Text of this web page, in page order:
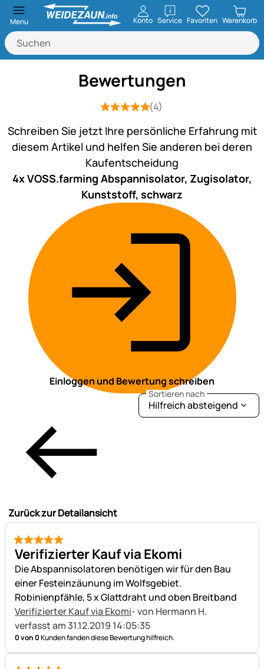
Menu Konto ServiceöffnenFavoriten Warenkorb
Bewertungen
Bewertung: 5 von 5 (4 Bewertungen)
4 Bewertungen
(4)
Schreiben Sie jetzt Ihre persönliche Erfahrung mit
diesem Artikel und helfen Sie anderen bei deren
Kaufentscheidung
4x VOSS.farming Abspannisolator, Zugisolator,
Kunststoff, schwarz
Einloggen und Bewertung schreiben
Zurück zur Detailansicht
Sortieren nach
Hilfreich absteigend
5 von 5
Verifizierter Kauf via Ekomi
Die Abspannisolatoren benötigen wir für den Bau
einer Festeinzäunung im Wolfsgebiet.
Robinienpfähle, 5 x Glattdraht und oben Breitband
Verifizierter Kauf via Ekomi- von Hermann H.
verfasst am 31.12.2019 14:05:35
0 von 0Kunden fanden diese Bewertung hilfreich.